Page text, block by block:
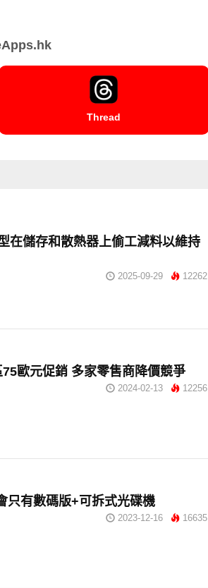
Thread
在儲存和散熱器上偷工減料以維持
2025-09-29 12262
歐元促銷 多家零售商降價競爭
2024-02-13 12256
只有數碼版+可拆式光碟機
2023-12-16 16635